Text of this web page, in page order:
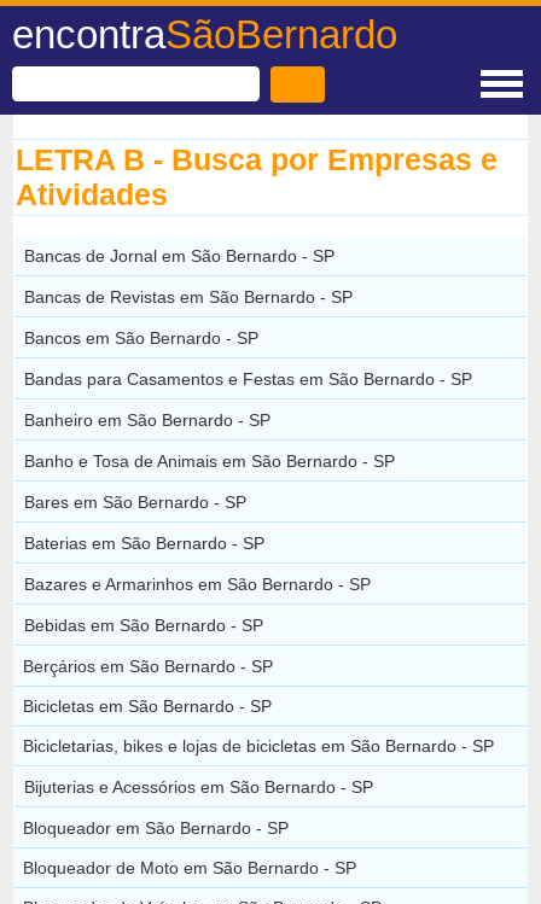
encontraSãoBernardo
LETRA B - Busca por Empresas e
Atividades
Bancas de Jornal em São Bernardo - SP
Bancas de Revistas em São Bernardo - SP
Bancos em São Bernardo - SP
Bandas para Casamentos e Festas em São Bernardo - SP
Banheiro em São Bernardo - SP
Banho e Tosa de Animais em São Bernardo - SP
Bares em São Bernardo - SP
Baterias em São Bernardo - SP
Bazares e Armarinhos em São Bernardo - SP
Bebidas em São Bernardo - SP
Berçários em São Bernardo - SP
Bicicletas em São Bernardo - SP
Bicicletarias, bikes e lojas de bicicletas em São Bernardo - SP
Bijuterias e Acessórios em São Bernardo - SP
Bloqueador em São Bernardo - SP
Bloqueador de Moto em São Bernardo - SP